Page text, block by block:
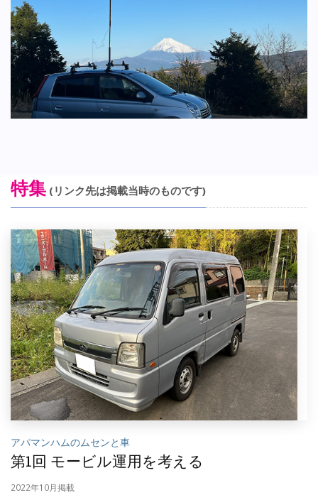
特集 (リンク先は掲載当時のものです)
アパマンハムのムセンと車
第1回 モービル運用を考える
2022年10月掲載